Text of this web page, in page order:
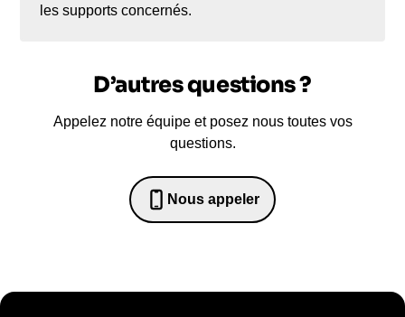
les supports concernés.
D’autres questions ?
Appelez notre équipe et posez nous toutes vos
questions.
Nous appeler
0652698481